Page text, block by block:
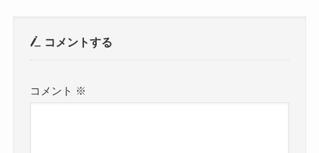
コメントする
コメント ※